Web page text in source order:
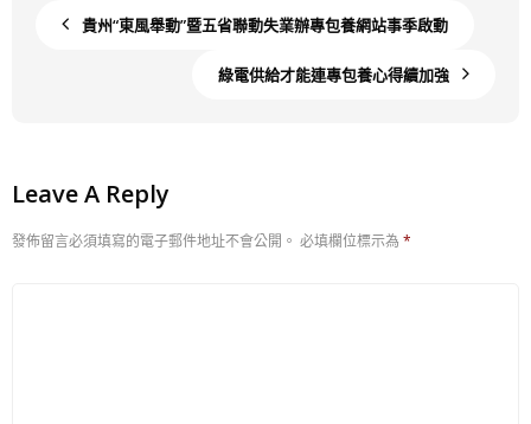
貴州“東風舉動”暨五省聯動失業辦專包養網站事季啟動
綠電供給才能連專包養心得續加強
Leave A Reply
發佈留言必須填寫的電子郵件地址不會公開。 必填欄位標示為 *